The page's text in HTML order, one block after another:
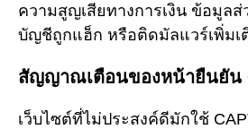
ความสูญเสียทางการเงิน ข้อมูล
บัญชีถูกแฮ็ก หรือติดมัลแวร์เพิ่มเ
สัญญาณเตือนของหน้ายืนยัน
เว็บไซต์ที่ไม่ประสงค์ดีมักใช้